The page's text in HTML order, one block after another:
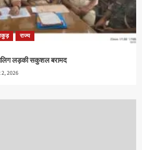
राज्य
लड़की सकुशल बरामद
2026